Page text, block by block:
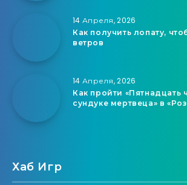
14 Апреля, 2026
Как получить лопату,
ветров
14 Апреля, 2026
Как пройти «Пятнадцать
сундуке мертвеца» в
Хаб Игр